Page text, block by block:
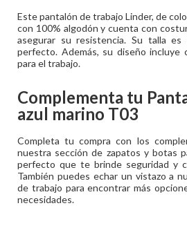
Este pantalón de trabajo Linder, de
con 100% algodón y cuenta con
asegurar su resistencia. Su talla
perfecto. Además, su diseño incluye
para el trabajo.
Complementa tu
azul marino T03
Completa tu compra con los
nuestra sección de zapatos y botas
perfecto que te brinde seguridad y
También puedes echar un vistazo a
de trabajo para encontrar más
necesidades.